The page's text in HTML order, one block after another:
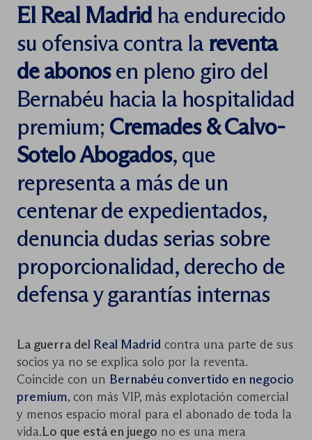
El Real Madridha endurecido
su ofensiva contra la reventa
de abonosen pleno giro del
Bernabéu hacia la hospitalidad
premium; Cremades & Calvo-
Sotelo Abogados, que
representa a más de un
centenar de expedientados,
denuncia dudas serias sobre
proporcionalidad, derecho de
defensa y garantías internas
La guerra del Real Madrid contra una parte de sus
socios ya no se explica solo por la reventa.
Coincide con un Bernabéu convertido en negocio
premium, con más VIP, más explotación comercial
y menos espacio moral para el abonado de toda la
vida.Lo que está en juego no es una mera